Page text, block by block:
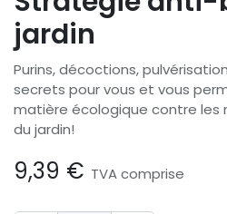
jardin
Purins, décoctions,
secrets pour vous et vous
matière écologique contre les
du jardin!
9,39 € TVA comprise